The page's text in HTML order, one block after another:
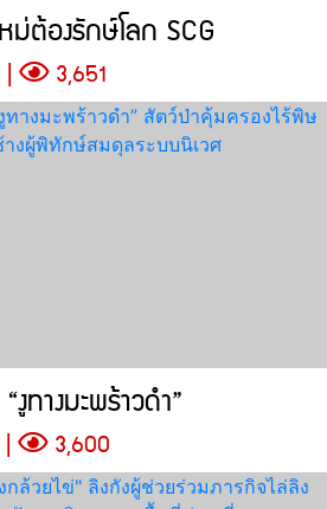
ต้องรักษ์โลก SCG
| 3,651
ทางมะพร้าวดำ”
3,600